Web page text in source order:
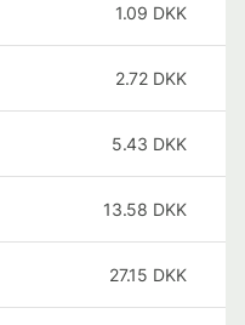
1.09 DKK
2.72 DKK
5.43 DKK
13.58 DKK
27.15 DKK